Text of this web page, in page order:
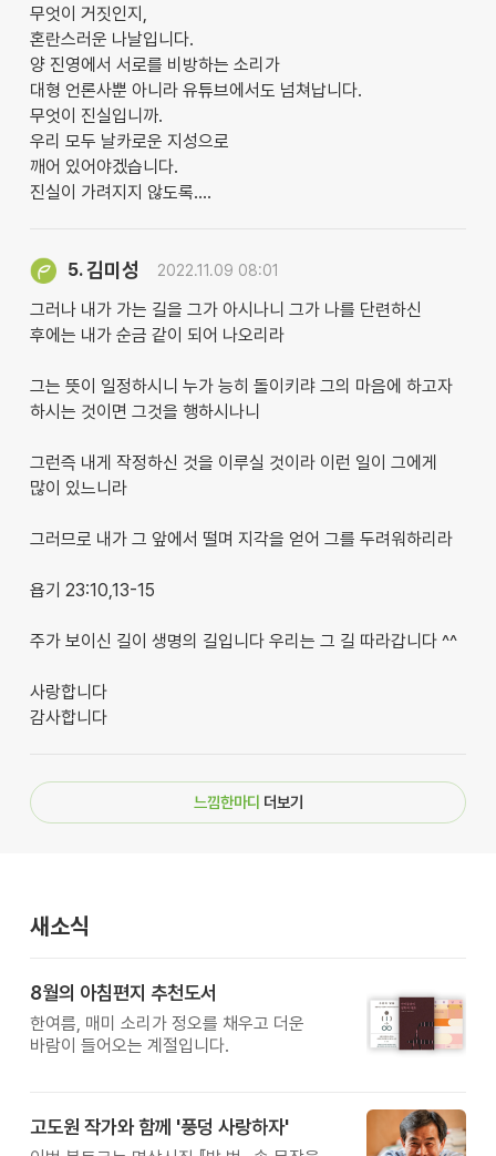
무엇이 거짓인지,
혼란스러운 나날입니다.
양 진영에서 서로를 비방하는 소리가
대형 언론사뿐 아니라 유튜브에서도 넘쳐납니다.
무엇이 진실입니까.
우리 모두 날카로운 지성으로
깨어 있어야겠습니다.
진실이 가려지지 않도록....
5.김미성 2022.11.09 08:01
그러나 내가 가는 길을 그가 아시나니 그가 나를 단련하신
후에는 내가 순금 같이 되어 나오리라
그는 뜻이 일정하시니 누가 능히 돌이키랴 그의 마음에 하고자
하시는 것이면 그것을 행하시나니
그런즉 내게 작정하신 것을 이루실 것이라 이런 일이 그에게
많이 있느니라
그러므로 내가 그 앞에서 떨며 지각을 얻어 그를 두려워하리라
욥기 23:10,13-15
주가 보이신 길이 생명의 길입니다 우리는 그 길 따라갑니다 ^^
사랑합니다
감사합니다
느낌한마디 더보기
새소식
8월의 아침편지 추천도서
한여름, 매미 소리가 정오를 채우고 더운
바람이 들어오는 계절입니다.
고도원 작가와 함께 '풍덩 사랑하자'